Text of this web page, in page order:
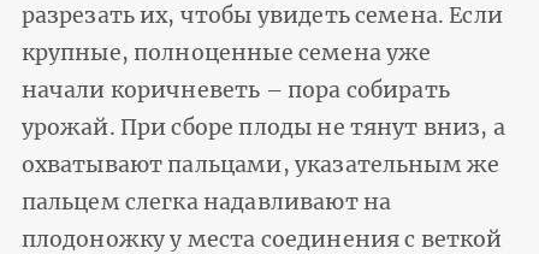
разрезать их, чтобы увидеть семена. Если
крупные, полноценные семена уже
начали коричневеть – пора собирать
урожай. При сборе плоды не тянут вниз, а
охватывают пальцами, указательным же
пальцем слегка надавливают на
плодоножку у места соединения с веткой